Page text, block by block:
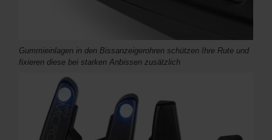
Gummieinlagen in den Bissanzeigerohren schützen Ihre Rute und
fixieren diese bei starken Anbissen zusätzlich